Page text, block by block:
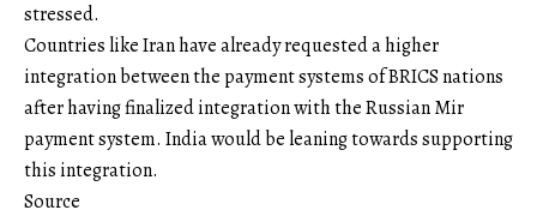
stressed.
Countries like Iran have already requested a higher
integration between the payment systems of BRICS nations
after having finalized integration with the Russian Mir
payment system. India would be leaning towards supporting
this integration.
Source